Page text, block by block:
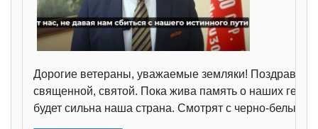
Дорогие ветераны, уважаемые земляки!
священной, святой. Пока жива память о наших
будет сильна наша страна. Смотрят с черно-белых